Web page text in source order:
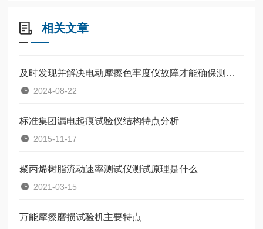
相关文章
及时发现并解决电动摩擦色牢度仪故障才能确保测试的准确性
2024-08-22
标准集团漏电起痕试验仪结构特点分析
2015-11-17
聚丙烯树脂流动速率测试仪测试原理是什么
2021-03-15
万能摩擦磨损试验机主要特点